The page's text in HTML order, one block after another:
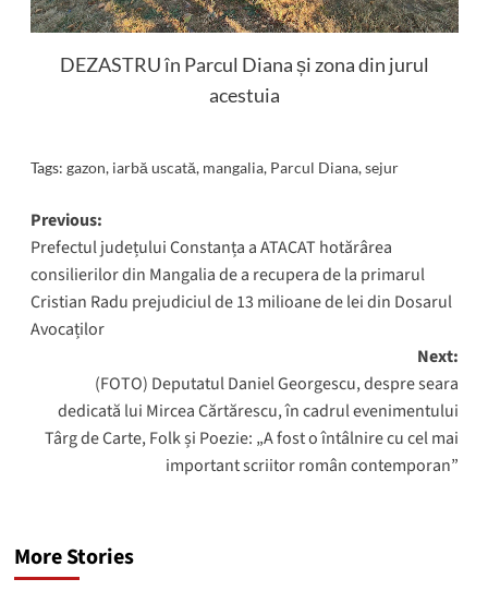
DEZASTRU în Parcul Diana și zona din jurul
acestuia
Tags: gazon, iarbă uscată, mangalia, Parcul Diana,sejur
Post
navigation
Previous:
Prefectul județului Constanța a ATACAT hotărârea
consilierilor din Mangalia de a recupera de la primarul
Cristian Radu prejudiciul de 13 milioane de lei din Dosarul
Avocaților
Next:
(FOTO) Deputatul Daniel Georgescu, despre seara
dedicată lui Mircea Cărtărescu, în cadrul evenimentului
Târg de Carte, Folk și Poezie: „A fost o întâlnire cu cel mai
important scriitor român contemporan”
More Stories